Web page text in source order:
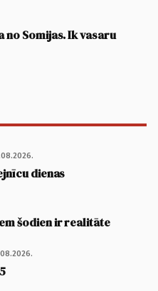
no Somijas. Ik vasaru
dienas
šodien ir realitāte